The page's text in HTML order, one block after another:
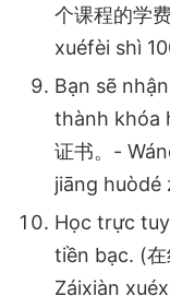
个课程的学
xuéfèi shì
Bạn sẽ
thành khóa
证书。-
jiāng huòdé
Học trực
tiền bạc. (在
Záixiàn